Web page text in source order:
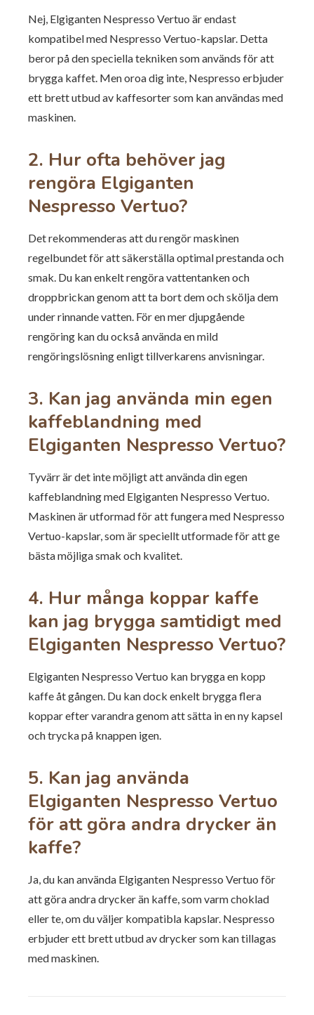
Nej, Elgiganten Nespresso Vertuo är endast
kompatibel med Nespresso Vertuo-kapslar. Detta
beror på den speciella tekniken som används för att
brygga kaffet. Men oroa dig inte, Nespresso erbjuder
ett brett utbud av kaffesorter som kan användas med
maskinen.
2. Hur ofta behöver jag
rengöra Elgiganten
Nespresso Vertuo?
Det rekommenderas att du rengör maskinen
regelbundet för att säkerställa optimal prestanda och
smak. Du kan enkelt rengöra vattentanken och
droppbrickan genom att ta bort dem och skölja dem
under rinnande vatten. För en mer djupgående
rengöring kan du också använda en mild
rengöringslösning enligt tillverkarens anvisningar.
3. Kan jag använda min egen
kaffeblandning med
Elgiganten Nespresso Vertuo?
Tyvärr är det inte möjligt att använda din egen
kaffeblandning med Elgiganten Nespresso Vertuo.
Maskinen är utformad för att fungera med Nespresso
Vertuo-kapslar, som är speciellt utformade för att ge
bästa möjliga smak och kvalitet.
4. Hur många koppar kaffe
kan jag brygga samtidigt med
Elgiganten Nespresso Vertuo?
Elgiganten Nespresso Vertuo kan brygga en kopp
kaffe åt gången. Du kan dock enkelt brygga flera
koppar efter varandra genom att sätta in en ny kapsel
och trycka på knappen igen.
5. Kan jag använda
Elgiganten Nespresso Vertuo
för att göra andra drycker än
kaffe?
Ja, du kan använda Elgiganten Nespresso Vertuo för
att göra andra drycker än kaffe, som varm choklad
eller te, om du väljer kompatibla kapslar. Nespresso
erbjuder ett brett utbud av drycker som kan tillagas
med maskinen.